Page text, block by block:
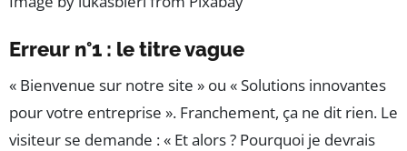
Erreur n°1 : le titre vague
« Bienvenue sur notre site » ou « Solutions innovantes
pour votre entreprise ». Franchement, ça ne dit rien. Le
visiteur se demande : « Et alors ? Pourquoi je devrais